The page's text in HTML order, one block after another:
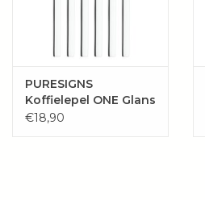
PURESIGNS
Koffielepel ONE Glans
| set 6 st.
€18,90